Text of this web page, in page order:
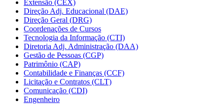
Extensão (CEX)
Direção Adj. Educacional (DAE)
Direção Geral (DRG)
Coordenações de Cursos
Tecnologia da Informação (CTI)
Diretoria Adj. Administração (DAA)
Gestão de Pessoas (CGP)
Patrimônio (CAP)
Contabilidade e Finanças (CCF)
Licitação e Contratos (CLT)
Comunicação (CDI)
Engenheiro